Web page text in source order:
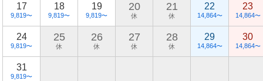
17
9,819〜
18
9,819〜
19
9,819〜
20
休
21
休
22
14,864〜
23
14,864〜
24
9,819〜
25
休
26
休
27
休
28
休
29
14,864〜
30
14,864〜
31
9,819〜